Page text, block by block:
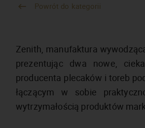
Powrót do kategorii
Zenith, manufaktura
prezentując dwa nowe,
producenta plecaków i toreb
łączącym w sobie
wytrzymałością produktów